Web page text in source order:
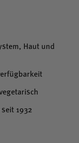
Haut und
1932